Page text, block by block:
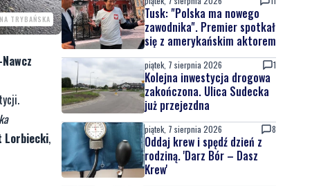
TRYBAŃSKA
Lorbiecki,
Tusk: "Polska ma nowego
zawodnika". Premier spotkał
się z amerykańskim aktorem
piątek, 7 sierpnia 2026 1
Kolejna inwestycja drogowa
zakończona. Ulica Sudecka
już przejezdna
piątek, 7 sierpnia 2026 8
Oddaj krew i spędź dzień z
rodziną. 'Darz Bór – Dasz
Krew'